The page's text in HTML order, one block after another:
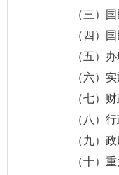
（三）
（四）
（五）
（六）
（七）
（八）
（九）
（十）